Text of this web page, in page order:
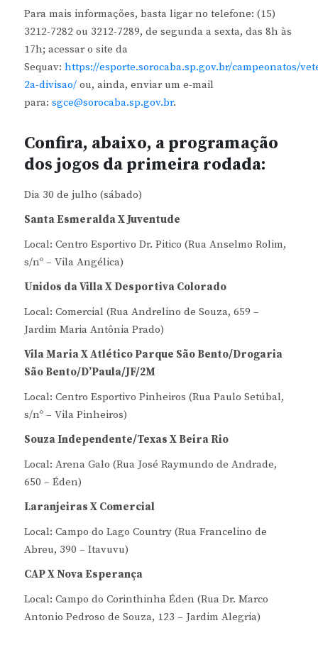
Para mais informações, basta ligar no telefone: (15)
3212-7282 ou 3212-7289, de segunda a sexta, das 8h às
17h; acessar o site da
Sequav: https://esporte.sorocaba.sp.gov.br/campeonatos/
2a-divisao/ou, ainda, enviar um e-mail
para: sgce@sorocaba.sp.gov.br.
Confira, abaixo, a programação
dos jogos da primeira rodada:
Dia 30 de julho (sábado)
Santa Esmeralda X Juventude
Local: Centro Esportivo Dr. Pitico (Rua Anselmo Rolim,
s/nº – Vila Angélica)
Unidos da Villa X Desportiva Colorado
Local: Comercial (Rua Andrelino de Souza, 659 –
Jardim Maria Antônia Prado)
Vila Maria X Atlético Parque São Bento/Drogaria
São Bento/D’Paula/JF/2M
Local: Centro Esportivo Pinheiros (Rua Paulo Setúbal,
s/nº – Vila Pinheiros)
Souza Independente/Texas X Beira Rio
Local: Arena Galo (Rua José Raymundo de Andrade,
650 – Éden)
Laranjeiras X Comercial
Local: Campo do Lago Country (Rua Francelino de
Abreu, 390 – Itavuvu)
CAP X Nova Esperança
Local: Campo do Corinthinha Éden (Rua Dr. Marco
Antonio Pedroso de Souza, 123 – Jardim Alegria)